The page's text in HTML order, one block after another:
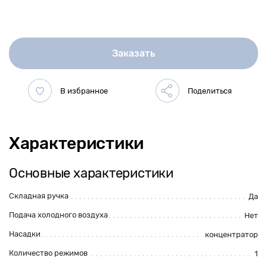
Заказать
Характеристики
Основные характеристики
Складная ручка Да
Подача холодного воздуха Нет
Насадки концентратор
Количество режимов 1